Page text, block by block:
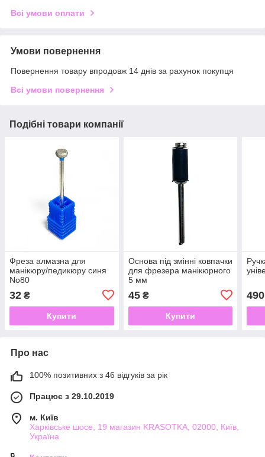
Всі умови оплати
Умови повернення
Повернення товару впродовж 14 днів за рахунок покупця
Всі умови повернення
Подібні товари компанії
Фреза алмазна для
манікюру/педикюру синя
No80
32 ₴
Купити
Основа під змінні ковпачки
для фрезера манікюрного
5 мм
45₴
Купити
490
Про нас
100% позитивних з 46 відгуків за рік
Працює з 29.10.2019
м. Київ
Харківське шосе, 19 магазин KRASOTKA, 02000, Київ,
Україна